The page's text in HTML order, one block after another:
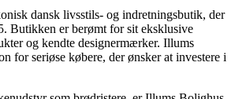
dansk livsstils- og indretningsbutik, der
Butikken er berømt for sit eksklusive
og kendte designermærker. Illums
for seriøse købere, der ønsker at investere i